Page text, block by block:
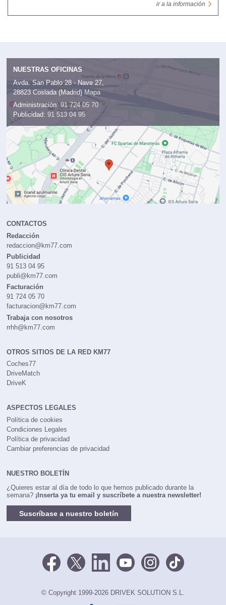
ir a la información
NUESTRAS OFICINAS
Avda. San Pablo 28 - Nave 27,
28823 Coslada (Madrid) Mapa
Administración: 91 724 05 70
Publicidad: 91 513 04 95
CONTACTOS
Redacción
redaccion@km77.com
Publicidad
91 513 04 95
publi@km77.com
Facturación
91 724 05 70
facturacion@km77.com
Trabaja con nosotros
rrhh@km77.com
OTROS SITIOS DE LA RED KM77
Coches77
DriveMatch
DriveK
ASPECTOS LEGALES
Política de cookies
Condiciones Legales
Política de privacidad
Cambiar preferencias de privacidad
NUESTRO BOLETÍN
¿Quieres estar al día de todo lo que hemos publicado durante la
semana? ¡Inserta ya tu email y suscríbete a nuestra newsletter!
Suscríbase a nuestro boletín
© Copyright 1999-2026 DRIVEK SOLUTION S.L.